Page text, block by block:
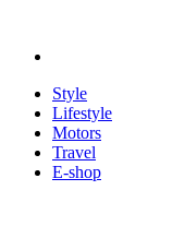
Style
Lifestyle
Motors
Travel
E-shop